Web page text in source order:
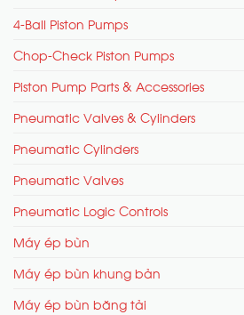
4-Ball Piston Pumps
Chop-Check Piston Pumps
Piston Pump Parts & Accessories
Pneumatic Valves & Cylinders
Pneumatic Cylinders
Pneumatic Valves
Pneumatic Logic Controls
Máy ép bùn
Máy ép bùn khung bản
Máy ép bùn băng tải